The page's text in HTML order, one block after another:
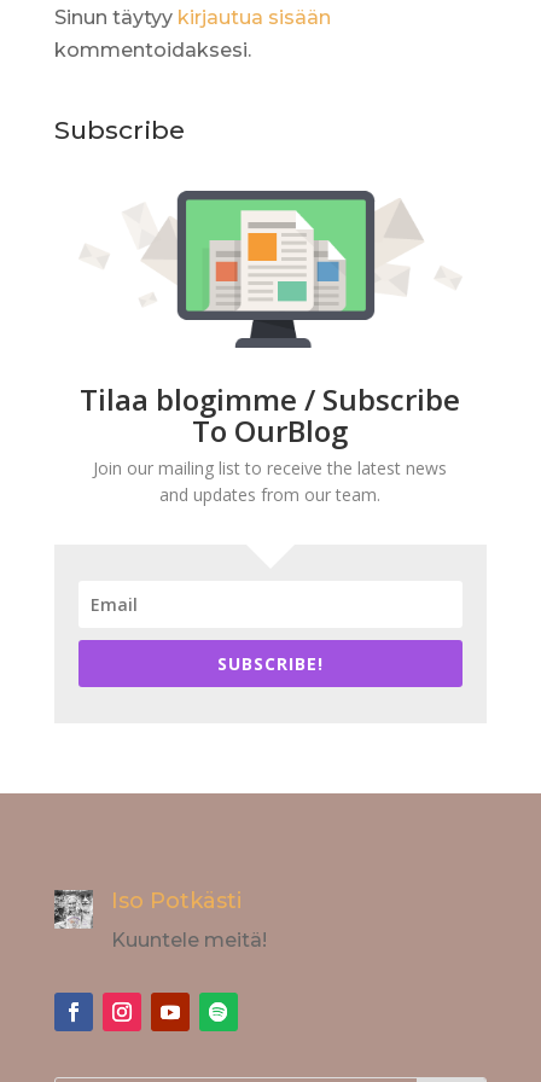
Sinun täytyy kirjautua sisään
kommentoidaksesi.
Subscribe
Tilaa blogimme / Subscribe
To OurBlog
Join our mailing list to receive the latest news
and updates from our team.
SUBSCRIBE!
Iso Potkästi
Kuuntele meitä!